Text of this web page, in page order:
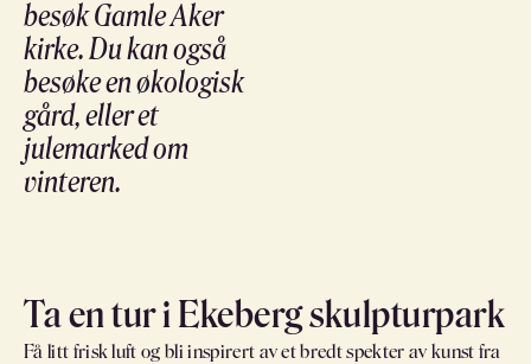
besøk Gamle Aker
kirke. Du kan også
besøke en økologisk
gård, eller et
julemarked om
vinteren.
Ta en tur i Ekeberg skulpturpark
Få litt frisk luft og bli inspirert av et bredt spekter av kunst fra